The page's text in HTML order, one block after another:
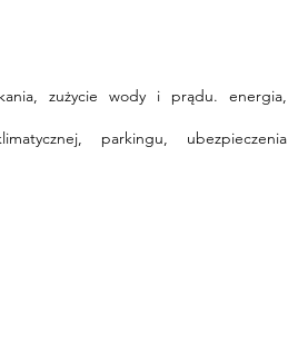
zużycie wody i prądu. energia,
parkingu, ubezpieczenia